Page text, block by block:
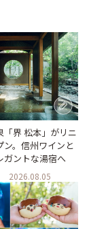
「界 松本」がリニ
ン。信州ワインと
ガントな湯宿へ
2026.08.05